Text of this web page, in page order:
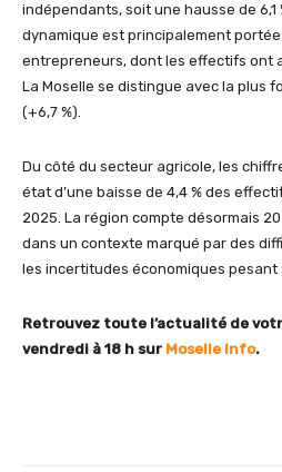
indépendants, soit une hausse de 6,1
dynamique est principalement
entrepreneurs, dont les effectifs ont
La Moselle se distingue avec la plus
(+6,7 %).
Du côté du secteur agricole, les
état d’une baisse de 4,4 % des
2025. La région compte désormais
dans un contexte marqué par des
les incertitudes économiques pesant
Retrouvez toute l’actualité de
vendredi à 18 h sur Moselle Info.